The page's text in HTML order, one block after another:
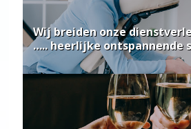
Wij breiden onze
….. heerlijke ontspannende